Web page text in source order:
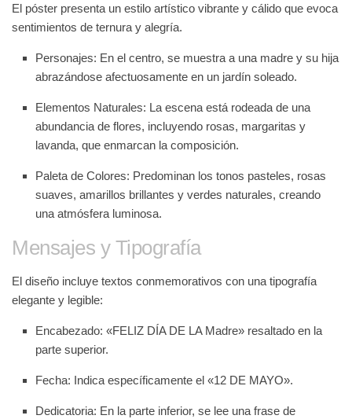
El póster presenta un estilo artístico vibrante y cálido que evoca
sentimientos de ternura y alegría.
Personajes: En el centro, se muestra a una madre y su hija
abrazándose afectuosamente en un jardín soleado.
Elementos Naturales: La escena está rodeada de una
abundancia de flores, incluyendo rosas, margaritas y
lavanda, que enmarcan la composición.
Paleta de Colores: Predominan los tonos pasteles, rosas
suaves, amarillos brillantes y verdes naturales, creando
una atmósfera luminosa.
Mensajes y Tipografía
El diseño incluye textos conmemorativos con una tipografía
elegante y legible:
Encabezado: «FELIZ DÍA DE LA Madre» resaltado en la
parte superior.
Fecha: Indica específicamente el «12 DE MAYO».
Dedicatoria: En la parte inferior, se lee una frase de